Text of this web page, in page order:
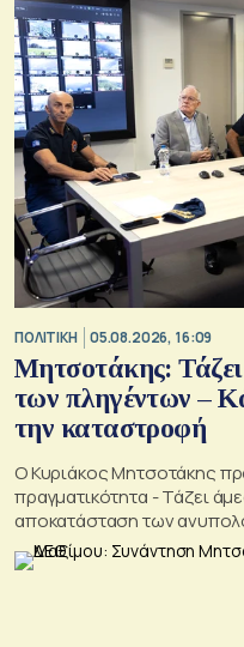
ΠΟΛΙΤΙΚΗ 05.08.2026, 16:09
Μητσοτάκης:
των πληγέντων –
την καταστροφή
Ο Κυριάκος Μητσοτάκης
πραγματικότητα - Τάζει
αποκατάσταση των